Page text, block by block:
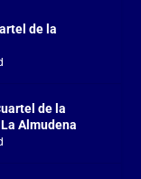
de la
de la
Almudena